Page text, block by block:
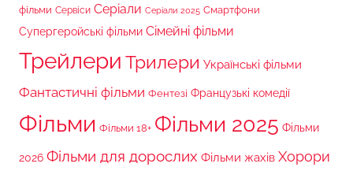
фільми Сервіси Серіали Серіали 2025 Смартфони
Супергеройські фільми Сімейні фільми
Трейлери Трилери Українські фільми
Фантастичні фільми Фентезі Французькі комедії
Фільми Фільми 18+ Фільми 2025 Фільми
2026 Фільми для дорослих Фільми жахів Хорори